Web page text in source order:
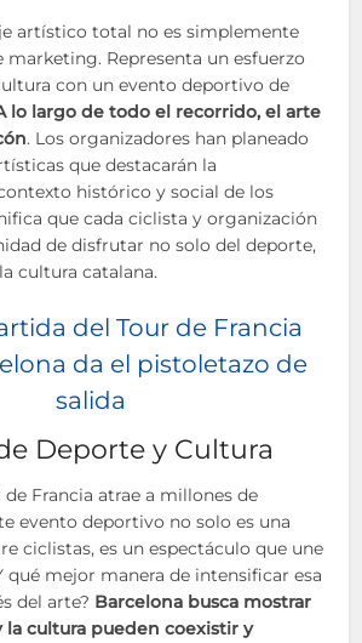
artístico total no es simplemente
marketing. Representa un esfuerzo
con un evento deportivo de
lo largo de todo el recorrido, el arte
. Los organizadores han planeado
que destacarán la
histórico y social de los
que cada ciclista y organización
de disfrutar no solo del deporte,
cultura catalana.
del Tour de Francia
da el pistoletazo de
salida
Deporte y Cultura
de Francia atrae a millones de
evento deportivo no solo es una
ciclistas, es un espectáculo que une
qué mejor manera de intensificar esa
del arte? Barcelona busca mostrar
la cultura pueden coexistir y